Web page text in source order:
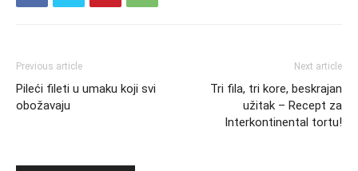
Previous article
Pileći fileti u umaku koji svi
obožavaju
Next article
Tri fila, tri kore, beskrajan
užitak – Recept za
Interkontinental tortu!